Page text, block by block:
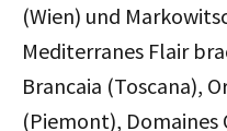
(Wien) und
Mediterranes Flair
Brancaia (Toscana),
(Piemont), Domaines